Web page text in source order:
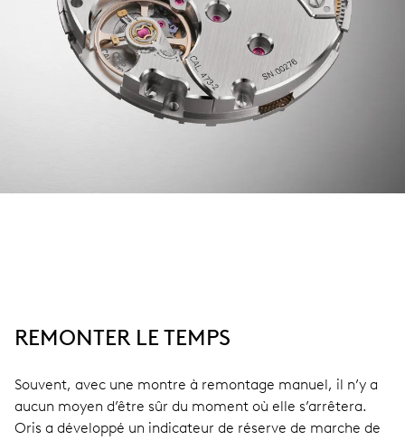
REMONTER LE TEMPS
Souvent, avec une montre à remontage manuel, il n’y a
aucun moyen d’être sûr du moment où elle s’arrêtera.
Oris a développé un indicateur de réserve de marche de